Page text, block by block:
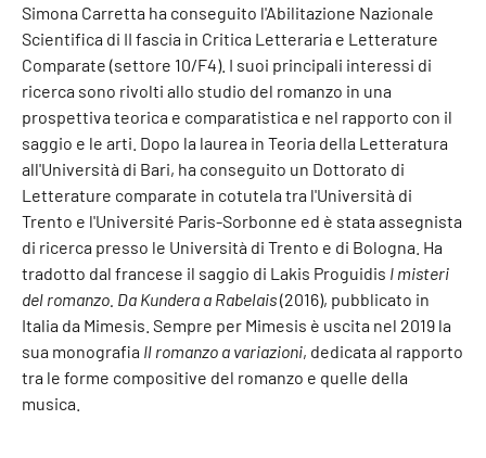
Simona Carretta ha conseguito l'Abilitazione Nazionale
Scientifica di II fascia in Critica Letteraria e Letterature
Comparate (settore 10/F4). I suoi principali interessi di
ricerca sono rivolti allo studio del romanzo in una
prospettiva teorica e comparatistica e nel rapporto con il
saggio e le arti. Dopo la laurea in Teoria della Letteratura
all'Università di Bari, ha conseguito un Dottorato di
Letterature comparate in cotutela tra l'Università di
Trento e l'Université Paris-Sorbonne ed è stata assegnista
di ricerca presso le Università di Trento e di Bologna. Ha
tradotto dal francese il saggio di Lakis Proguidis I misteri
del romanzo. Da Kundera a Rabelais(2016), pubblicato in
Italia da Mimesis. Sempre per Mimesis è uscita nel 2019 la
sua monografia Il romanzo a variazioni, dedicata al rapporto
tra le forme compositive del romanzo e quelle della
musica.